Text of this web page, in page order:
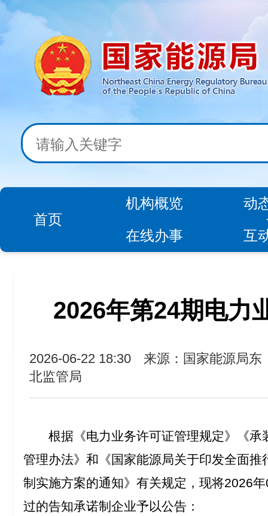
首页
机构概览
动
在线办事
互
2026年第24期电力
2026-06-22 18:30
来源：国家能源局东
北监管局
根据《电力业务许可证管理规定》《
管理办法》和《国家能源局关于印发全面
制实施方案的通知》有关规定，现将2026
过的告知承诺制企业予以公告：